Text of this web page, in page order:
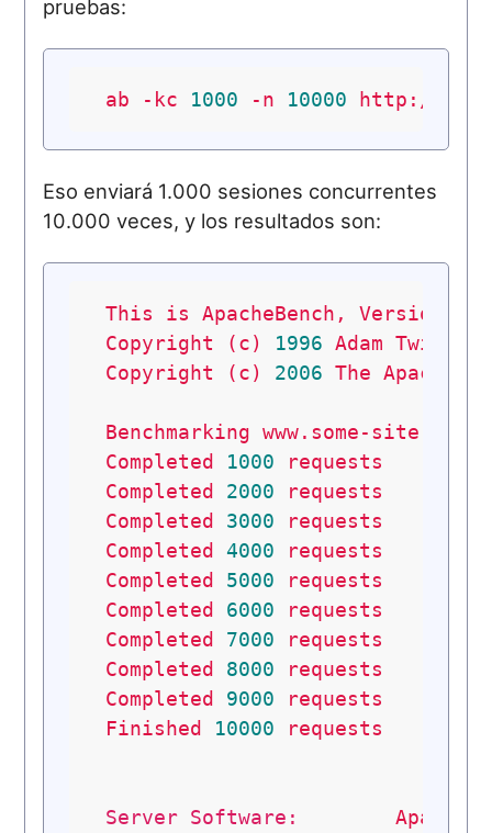
pruebas:
ab -kc 1000 -n 10000 http://
Eso enviará 1.000 sesiones concurrentes
10.000 veces, y los resultados son:
This is ApacheBench, Version
Copyright
(c) 1996 Adam Twiss,
Copyright
(c) 2006 The Apache
Benchmarking www.some-site.cc
Completed
1000
requests
Completed
2000
requests
Completed
3000
requests
Completed 4000
requests
Completed
5000
requests
Completed
6000
requests
Completed
7000
requests
Completed
8000
requests
Completed
9000
requests
Finished
10000 requests
Server Software:
Apache/